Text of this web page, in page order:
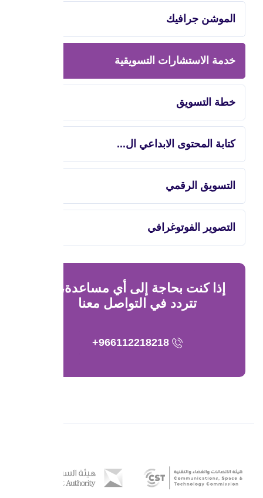
الموشن جرافيك
خدمة الاستشارات التسويقية
خطة التسويق
كتابة المحتوى الابداعي ال...
التسويق الرقمي
التصوير الفوتوغرافي
إذا كنت بحاجة إلى أي مساعدة، لا
تتردد في التواصل معنا
966112218218+